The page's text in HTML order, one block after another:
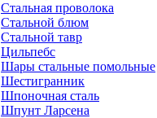
Стальная проволока
Стальной блюм
Стальной тавр
Цильпебс
Шары стальные помольные
Шестигранник
Шпоночная сталь
Шпунт Ларсена